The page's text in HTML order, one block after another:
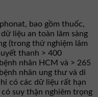
bao gồm thuốc,
liệu an toàn lâm sàng
(trong thử nghiệm lâm
thanh > 400
nhân HCM và > 265
nhân ung thư và di
có các dữ liệu rất hạn
suy thận nghiêm trọng